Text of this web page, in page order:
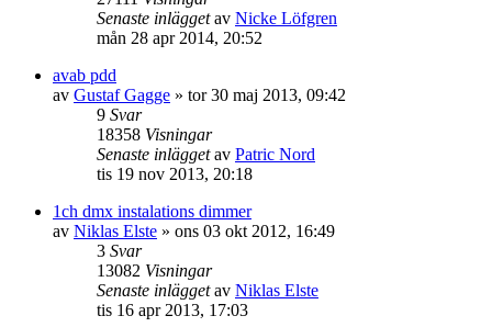
Senaste inläggetav Nicke Löfgren
mån 28 apr 2014, 20:52
avab pdd
av Gustaf Gagge » tor 30 maj 2013, 09:42
9 Svar
18358 Visningar
Senaste inläggetav Patric Nord
tis 19 nov 2013, 20:18
1ch dmx instalations dimmer
av Niklas Elste » ons 03 okt 2012, 16:49
3 Svar
13082 Visningar
Senaste inläggetav Niklas Elste
tis 16 apr 2013, 17:03